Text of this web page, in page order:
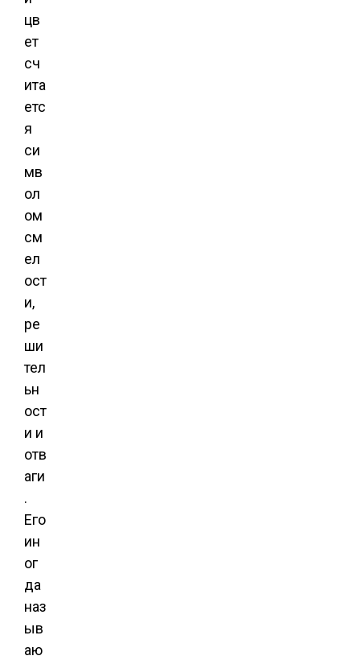
цв
ет
сч
ита
етс
я
си
мв
ол
ом
см
ел
ост
и,
ре
ши
тел
ьн
ост
и и
отв
аги
.
Его
ин
ог
да
наз
ыв
аю